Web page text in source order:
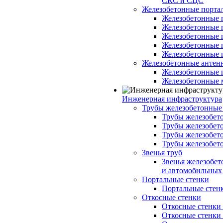
Железобетонные
Железобетонные
Железобетонные
Железобетонные
Инженерная инфраструктура
Трубы
Трубы
Трубы
Трубы
Трубы
Звенья труб
Звенья
и
Портальные стенки
Портальные
Откосные стенки
Откосные
Откосные